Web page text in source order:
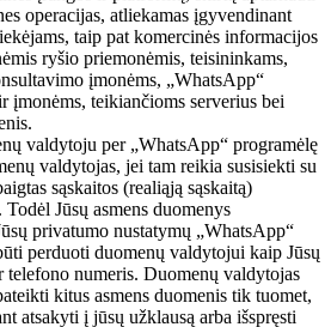
operacijas, atliekamas įgyvendinant
taip pat komercinės informacijos
ryšio priemonėmis, teisininkams,
įmonėms, „WhatsApp“
įmonėms, teikiančioms serverius bei
valdytoju per „WhatsApp“ programėlę
valdytojas, jei tam reikia susisiekti su
sąskaitos (realiąją sąskaitą)
Jūsų asmens duomenys
privatumo nustatymų „WhatsApp“
perduoti duomenų valdytojui kaip Jūsų
numeris. Duomenų valdytojas
kitus asmens duomenis tik tuomet,
atsakyti į jūsų užklausą arba išspręsti